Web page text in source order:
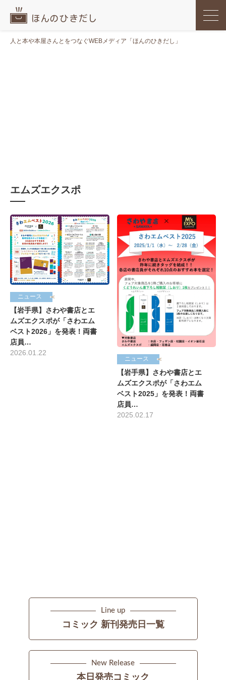
人と本や本屋さんとをつなぐWEBメディア「ほんのひきだし」
エムズエクスポ
ニュース
【岩手県】さわや書店とエ
ムズエクスポが「さわエム
ベスト2026」を発表！両書
店員…
2026.01.22
ニュース
【岩手県】さわや書店とエ
ムズエクスポが「さわエム
ベスト2025」を発表！両書
店員…
2025.02.17
Line up
コミック 新刊発売日一覧
New Release
本日発売コミック